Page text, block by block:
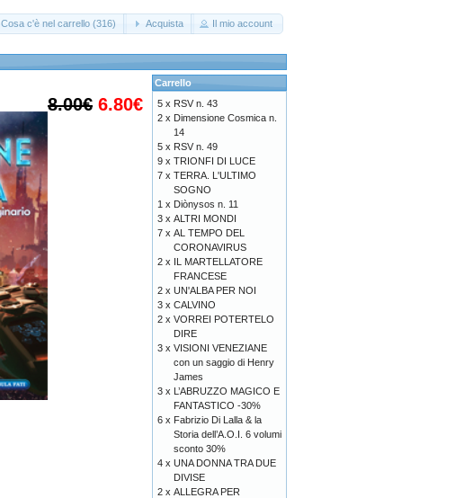
Cosa c'è nel carrello (316) Acquista Il mio account
8.00€ 6.80€
Carrello
5 x RSV n. 43
2 x Dimensione Cosmica n.
14
5 x RSV n. 49
9 x TRIONFI DI LUCE
7 x TERRA. L'ULTIMO
SOGNO
1 x Diònysos n. 11
3 x ALTRI MONDI
7 x AL TEMPO DEL
CORONAVIRUS
2 x IL MARTELLATORE
FRANCESE
2 x UN'ALBA PER NOI
3 x CALVINO
2 x VORREI POTERTELO
DIRE
3 x VISIONI VENEZIANE
con un saggio di Henry
James
3 x L’ABRUZZO MAGICO E
FANTASTICO -30%
6 x Fabrizio Di Lalla & la
Storia dell’A.O.I. 6 volumi
sconto 30%
4 x UNA DONNA TRA DUE
DIVISE
2 x ALLEGRA PER